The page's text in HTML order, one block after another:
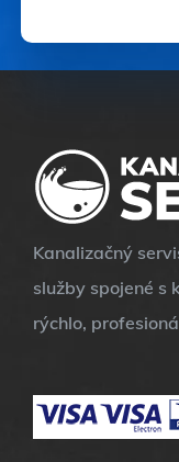
Kanalizačný
služby spojené s
rýchlo,